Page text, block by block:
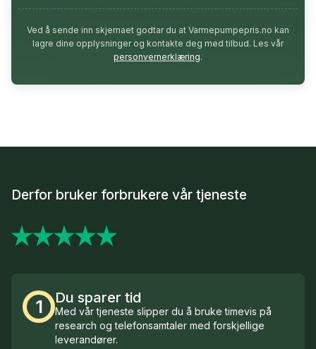
Ved å sende inn skjemaet godtar du at Varmepumpepris.no kan
lagre dine opplysninger og kontakte deg med tilbud. Les vår
personvernerklæring.
Derfor bruker forbrukere vår tjeneste
1 Du sparer tid
Med vår tjeneste slipper du å bruke timevis på
research og telefonsamtaler med forskjellige
leverandører.